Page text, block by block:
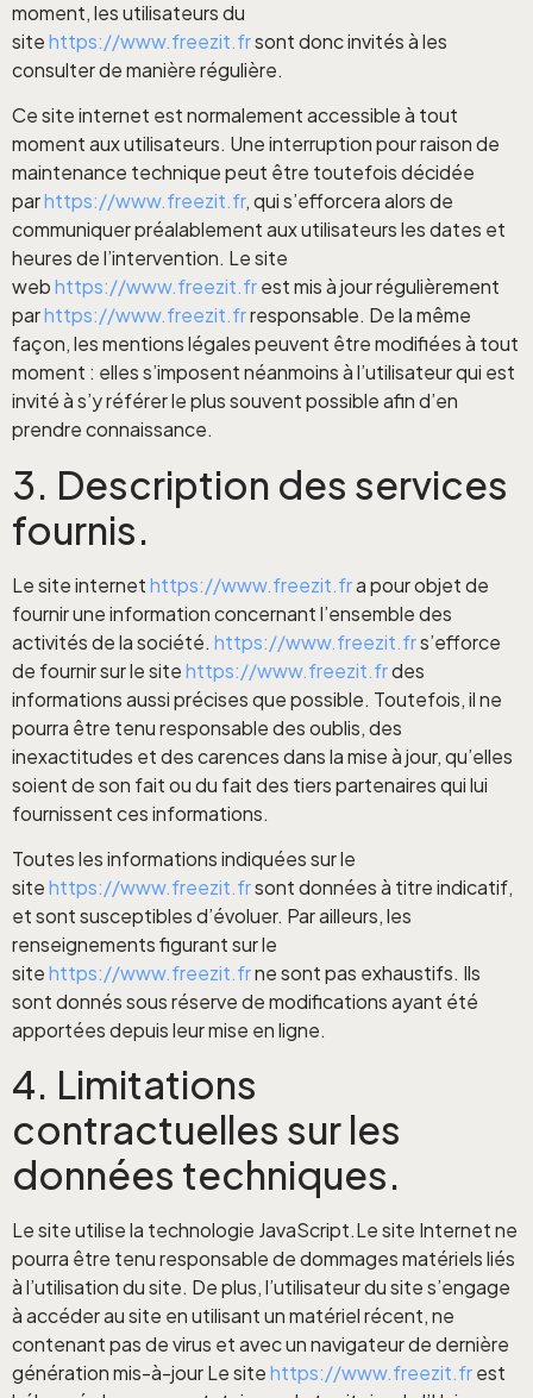
moment, les utilisateurs du
sitehttps://www.freezit.frsont donc invités à les
consulter de manière régulière.
Ce site internet est normalement accessible à tout
moment aux utilisateurs. Une interruption pour raison de
maintenance technique peut être toutefois décidée
parhttps://www.freezit.fr, qui s’efforcera alors de
communiquer préalablement aux utilisateurs les dates et
heures de l’intervention. Le site
webhttps://www.freezit.frest mis à jour régulièrement
parhttps://www.freezit.frresponsable. De la même
façon, les mentions légales peuvent être modifiées à tout
moment : elles s’imposent néanmoins à l’utilisateur qui est
invité à s’y référer le plus souvent possible afin d’en
prendre connaissance.
3. Description des services
fournis.
Le site internethttps://www.freezit.fra pour objet de
fournir une information concernant l’ensemble des
activités de la société. https://www.freezit.frs’efforce
de fournir sur le sitehttps://www.freezit.frdes
informations aussi précises que possible. Toutefois, il ne
pourra être tenu responsable des oublis, des
inexactitudes et des carences dans la mise à jour, qu’elles
soient de son fait ou du fait des tiers partenaires qui lui
fournissent ces informations.
Toutes les informations indiquées sur le
sitehttps://www.freezit.frsont données à titre indicatif,
et sont susceptibles d’évoluer. Par ailleurs, les
renseignements figurant sur le
sitehttps://www.freezit.frne sont pas exhaustifs. Ils
sont donnés sous réserve de modifications ayant été
apportées depuis leur mise en ligne.
4. Limitations
contractuelles sur les
données techniques.
Le site utilise la technologie JavaScript.Le site Internet ne
pourra être tenu responsable de dommages matériels liés
à l’utilisation du site. De plus, l’utilisateur du site s’engage
à accéder au site en utilisant un matériel récent, ne
contenant pas de virus et avec un navigateur de dernière
génération mis-à-jour Le sitehttps://www.freezit.frest